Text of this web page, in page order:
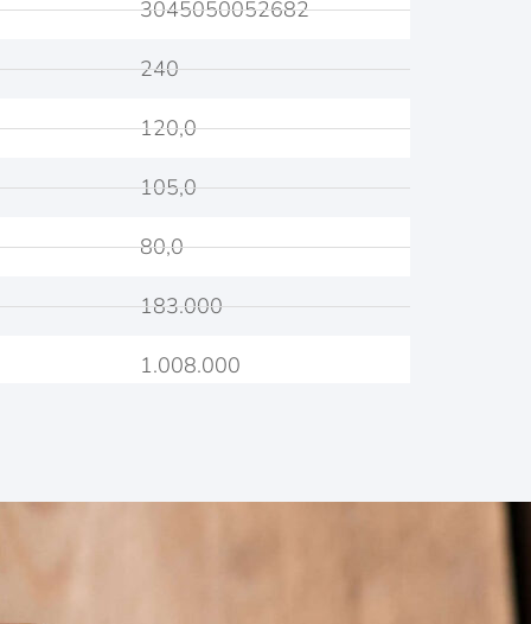
3045050052682
240
120,0
105,0
80,0
183.000
1.008.000